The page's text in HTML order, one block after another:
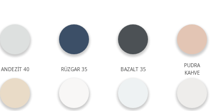
ANDEZİT 40 RÜZGAR 35 BAZALT 35
PUDRA
KAHVE